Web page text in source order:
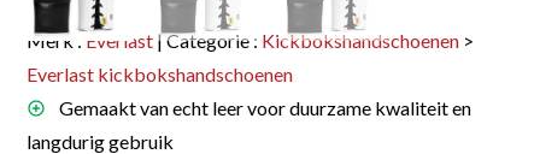
Merk : Everlast | Categorie : Kickbokshandschoenen >
Everlast kickbokshandschoenen
Gemaakt van echt leer voor duurzame kwaliteit en
langdurig gebruik